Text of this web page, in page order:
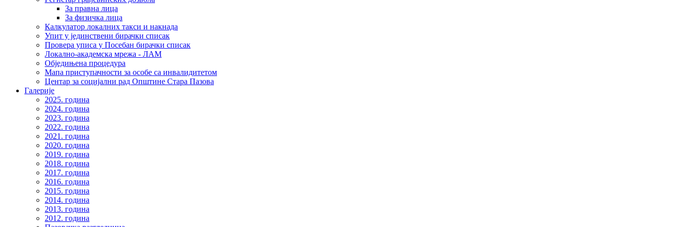
За правна лица
За физичка лица
Калкулатор локалних такси и накнада
Упит у јединствени бирачки списак
Провера уписа у Посебан бирачки списак
Локално-академска мрежа - ЛАМ
Обједињена процедура
Мапа приступачности за особе са инвалидитетом
Центар за социјални рад Општине Стара Пазова
Галерије
2025. година
2024. година
2023. година
2022. година
2021. година
2020. година
2019. година
2018. година
2017. година
2016. година
2015. година
2014. година
2013. година
2012. година